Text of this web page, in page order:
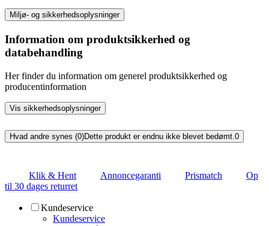
Miljø- og sikkerhedsoplysninger
Information om produktsikkerhed og
databehandling
Her finder du information om generel produktsikkerhed og
producentinformation
Vis sikkerhedsoplysninger
Hvad andre synes (0)Dette produkt er endnu ikke blevet bedømt. 0
Klik & Hent Annoncegaranti Prismatch
Op
til 30 dages returret
Kundeservice
Kundeservice